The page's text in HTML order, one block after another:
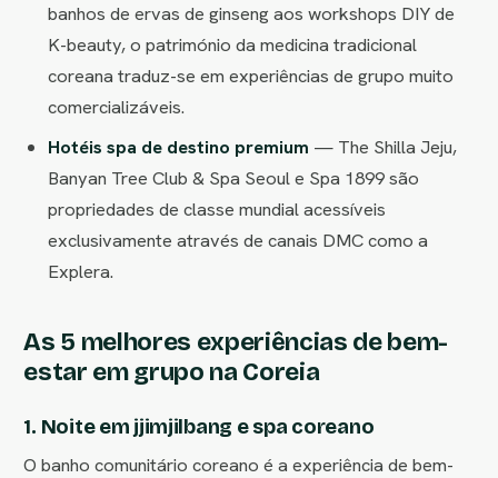
banhos de ervas de ginseng aos workshops DIY de
K-beauty, o património da medicina tradicional
coreana traduz-se em experiências de grupo muito
comercializáveis.
Hotéis spa de destino premium — The Shilla Jeju,
Banyan Tree Club & Spa Seoul e Spa 1899 são
propriedades de classe mundial acessíveis
exclusivamente através de canais DMC como a
Explera.
As 5 melhores experiências de bem-
estar em grupo na Coreia
1. Noite em jjimjilbang e spa coreano
O banho comunitário coreano é a experiência de bem-